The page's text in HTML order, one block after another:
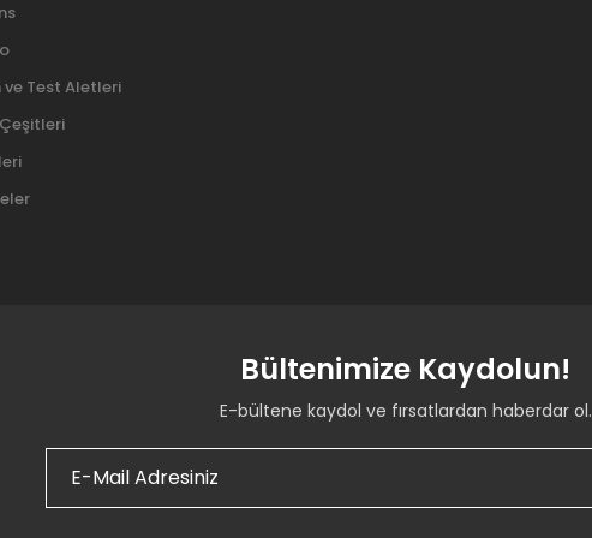
ve Test Aletleri
Bültenimize Kaydolun!
E-bültene kaydol ve fırsatlardan haberdar ol.